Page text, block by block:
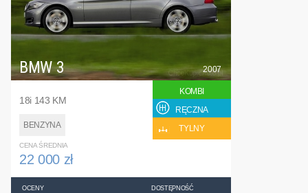
BMW 3
18i 143 KM
BENZYNA
2007
KOMBI
RĘCZNA
TYLNY
CENA ŚREDNIA
22 000 zł
OCENY DOSTĘPNOŚĆ